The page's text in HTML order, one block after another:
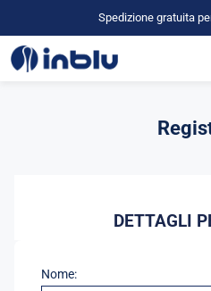
Spedizione gratuita
DETTAGLI
Nome: